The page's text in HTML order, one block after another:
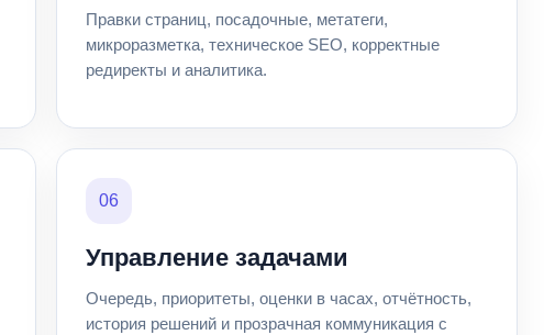
Правки страниц, посадочные, метатеги,
микроразметка, техническое SEO, корректные
редиректы и аналитика.
06
Управление задачами
Очередь, приоритеты, оценки в часах, отчётность,
история решений и прозрачная коммуникация с